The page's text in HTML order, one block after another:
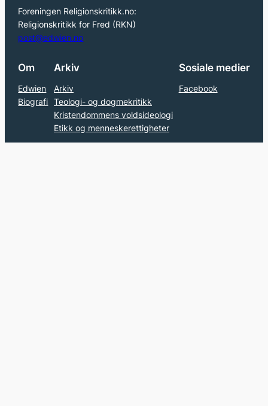
e
a
r
h
Foreningen Religionskritikk.no:
Religionskritikk for Fred (RKN)
post@edwien.no
Om
Edwien
Biografi
Arkiv
Arkiv
Teologi- og dogmekritikk
Kristendommens voldsideologi
Etikk og menneskerettigheter
Sosiale medier
Facebook